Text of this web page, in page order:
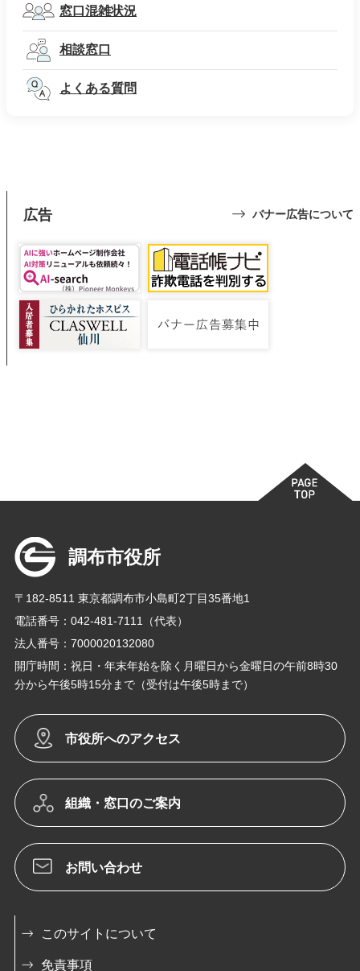
窓口混雑状況
相談窓口
よくある質問
広告 バナー広告について
調布市役所
〒182-8511 東京都調布市小島町2丁目35番地1
電話番号：042-481-7111（代表）
法人番号：7000020132080
開庁時間：祝日・年末年始を除く月曜日から金曜日の午前8時30
分から午後5時15分まで（受付は午後5時まで）
市役所へのアクセス
組織・窓口のご案内
お問い合わせ
このサイトについて
免責事項